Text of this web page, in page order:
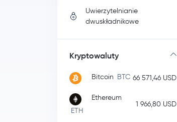
Uwierzytelnianie
dwuskładnikowe
Kryptowaluty
Bitcoin BTC 66 571,46 USD
Ethereum
ETH
1 966,80 USD